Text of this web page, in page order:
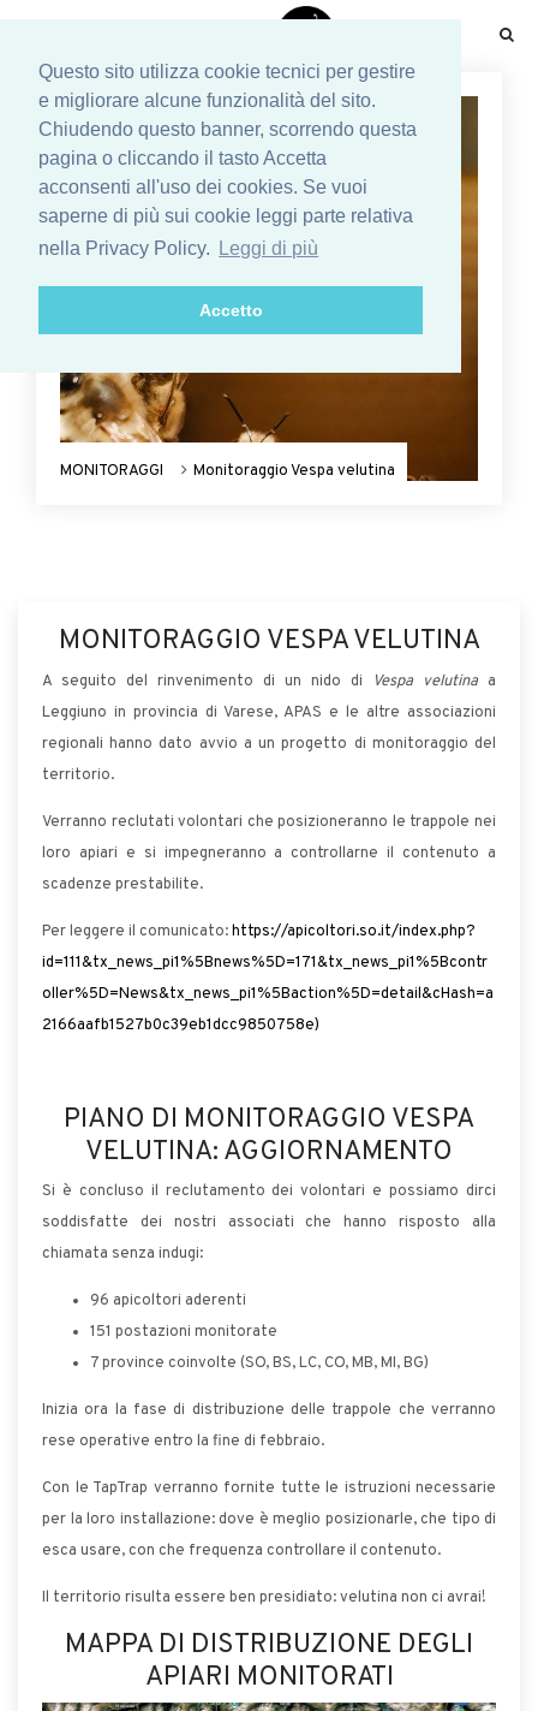
Questo sito utilizza cookie tecnici per gestire
e migliorare alcune funzionalità del sito.
Chiudendo questo banner, scorrendo questa
pagina o cliccando il tasto Accetta
acconsenti all'uso dei cookies. Se vuoi
saperne di più sui cookie leggi parte relativa
nella Privacy Policy.
Leggi di più
Accetto
MONITORAGGI Monitoraggio Vespa velutina
MONITORAGGIO VESPA VELUTINA
A seguito del rinvenimento di un nido di Vespa velutina a
Leggiuno in provincia di Varese, APAS e le altre associazioni
regionali hanno dato avvio a un progetto di monitoraggio del
territorio.
Verranno reclutati volontari che posizioneranno le trappole nei
loro apiari e si impegneranno a controllarne il contenuto a
scadenze prestabilite.
Per leggere il comunicato:https://apicoltori.so.it/index.php?
id=111&tx_news_pi1%5Bnews%5D=171&tx_news_pi1%5Bcontr
oller%5D=News&tx_news_pi1%5Baction%5D=detail&cHash=a
2166aafb1527b0c39eb1dcc9850758e)
PIANO DI MONITORAGGIO VESPA
VELUTINA: AGGIORNAMENTO
Si è concluso il reclutamento dei volontari e possiamo dirci
soddisfatte dei nostri associati che hanno risposto alla
chiamata senza indugi:
96 apicoltori aderenti
151 postazioni monitorate
7 province coinvolte (SO, BS, LC, CO, MB, MI, BG)
Inizia ora la fase di distribuzione delle trappole che verranno
rese operative entro la fine di febbraio.
Con le TapTrap verranno fornite tutte le istruzioni necessarie
per la loro installazione: dove è meglio posizionarle, che tipo di
esca usare, con che frequenza controllare il contenuto.
Il territorio risulta essere ben presidiato: velutina non ci avrai!
MAPPA DI DISTRIBUZIONE DEGLI
APIARI MONITORATI